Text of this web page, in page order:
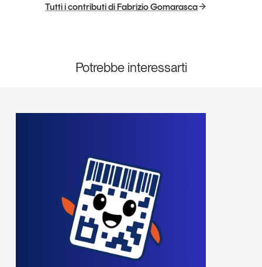
Tutti i contributi di Fabrizio Gomarasca
Potrebbe interessarti